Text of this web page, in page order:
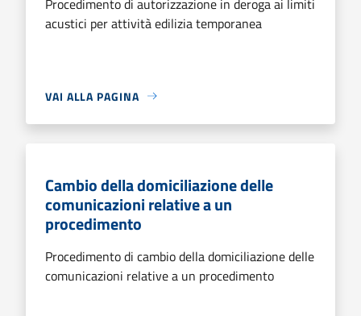
acustici per attività edilizia temporanea
VAI ALLA PAGINA
Cambio della domiciliazione delle
comunicazioni relative a un
procedimento
Procedimento di cambio della domiciliazione delle
comunicazioni relative a un procedimento